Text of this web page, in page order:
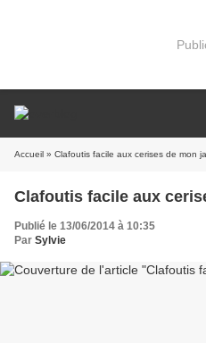
Accueil » Clafoutis facile aux cerises de mon
Clafoutis facile aux
Publié le 13/06/2014 à 10:35
Par Sylvie